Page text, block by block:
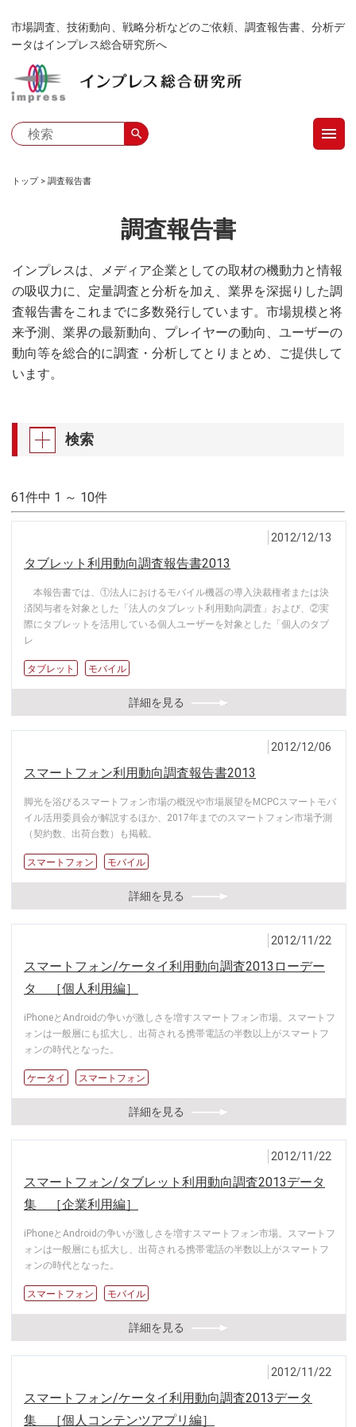
ン
ン
市場調査、技術動向、戦略分析などのご依頼、調査報告書、分析デ
ータはインプレス総合研究所へ
search menu
く
ず
トップ 調査報告書
調査報告書
インプレスは、メディア企業としての取材の機動力と情報
の吸収力に、定量調査と分析を加え、業界を深掘りした調
査報告書をこれまでに多数発行しています。市場規模と将
来予測、業界の最新動向、プレイヤーの動向、ユーザーの
動向等を総合的に調査・分析してとりまとめ、ご提供して
います。
検索
61件中 1 ～ 10件
2012/12/13
タブレット利用動向調査報告書2013
本報告書では、①法人におけるモバイル機器の導入決裁権者または決
済関与者を対象とした「法人のタブレット利用動向調査」および、②実
際にタブレットを活用している個人ユーザーを対象とした「個人のタブ
レ
タブレット モバイル
詳細を見る
2012/12/06
スマートフォン利用動向調査報告書2013
脚光を浴びるスマートフォン市場の概況や市場展望をMCPCスマートモバ
イル活用委員会が解説するほか、2017年までのスマートフォン市場予測
（契約数、出荷台数）も掲載。
スマートフォン モバイル
詳細を見る
2012/11/22
スマートフォン/ケータイ利用動向調査2013ローデー
タ ［個人利用編］
iPhoneとAndroidの争いが激しさを増すスマートフォン市場。スマートフ
ォンは一般層にも拡大し、出荷される携帯電話の半数以上がスマートフ
ォンの時代となった。
ケータイ スマートフォン
詳細を見る
2012/11/22
スマートフォン/タブレット利用動向調査2013データ
集 ［企業利用編］
iPhoneとAndroidの争いが激しさを増すスマートフォン市場。スマートフ
ォンは一般層にも拡大し、出荷される携帯電話の半数以上がスマートフ
ォンの時代となった。
スマートフォン モバイル
詳細を見る
2012/11/22
スマートフォン/ケータイ利用動向調査2013データ
集 ［個人コンテンツアプリ編］